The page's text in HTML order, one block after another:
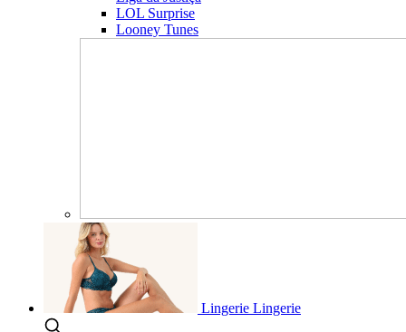
LOL Surprise
Looney Tunes
Lingerie Lingerie